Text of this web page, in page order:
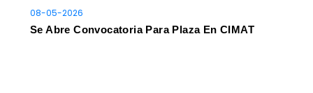
08-05-2026
Se Abre Convocatoria Para Plaza En CIMAT